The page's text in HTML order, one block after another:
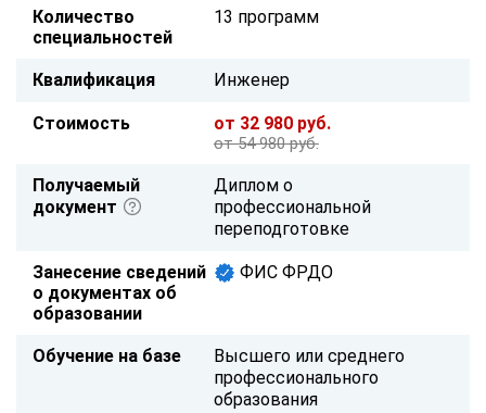
Количество
специальностей
13 программ
Квалификация Инженер
Стоимость от 32 980 руб.
от 54 980 руб.
Получаемый
документ
Диплом о
профессиональной
переподготовке
Занесение сведений
о документах об
образовании
ФИС ФРДО
Обучение на базе
Высшего или среднего
профессионального
образования